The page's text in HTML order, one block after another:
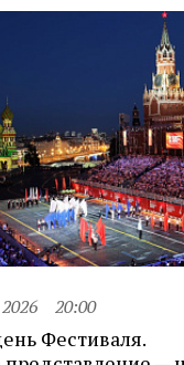
20:00
Фестиваля.